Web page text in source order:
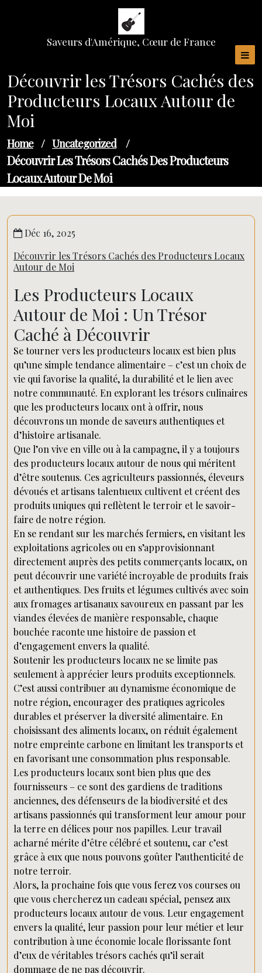
Saveurs d'Amérique, Cœur de France
Découvrir les Trésors Cachés des
Producteurs Locaux Autour de
Moi
Home / Uncategorized /
Découvrir Les Trésors Cachés Des Producteurs
Locaux Autour De Moi
Déc 16, 2025
Découvrir les Trésors Cachés des Producteurs Locaux
Autour de Moi
Les Producteurs Locaux
Autour de Moi : Un Trésor
Caché à Découvrir
Se tourner vers les producteurs locaux est bien plus
qu’une simple tendance alimentaire – c’est un choix de
vie qui favorise la qualité, la durabilité et le lien avec
notre communauté. En explorant les trésors culinaires
que les producteurs locaux ont à offrir, nous
découvrons un monde de saveurs authentiques et
d’histoire artisanale.
Que l’on vive en ville ou à la campagne, il y a toujours
des producteurs locaux autour de nous qui méritent
d’être soutenus. Ces agriculteurs passionnés, éleveurs
dévoués et artisans talentueux cultivent et créent des
produits uniques qui reflètent le terroir et le savoir-
faire de notre région.
En se rendant sur les marchés fermiers, en visitant les
exploitations agricoles ou en s’approvisionnant
directement auprès des petits commerçants locaux, on
peut découvrir une variété incroyable de produits frais
et authentiques. Des fruits et légumes cultivés avec soin
aux fromages artisanaux savoureux en passant par les
viandes élevées de manière responsable, chaque
bouchée raconte une histoire de passion et
d’engagement envers la qualité.
Soutenir les producteurs locaux ne se limite pas
seulement à apprécier leurs produits exceptionnels.
C’est aussi contribuer au dynamisme économique de
notre région, encourager des pratiques agricoles
durables et préserver la diversité alimentaire. En
choisissant des aliments locaux, on réduit également
notre empreinte carbone en limitant les transports et
en favorisant une consommation plus responsable.
Les producteurs locaux sont bien plus que des
fournisseurs – ce sont des gardiens de traditions
anciennes, des défenseurs de la biodiversité et des
artisans passionnés qui transforment leur amour pour
la terre en délices pour nos papilles. Leur travail
acharné mérite d’être célébré et soutenu, car c’est
grâce à eux que nous pouvons goûter l’authenticité de
notre terroir.
Alors, la prochaine fois que vous ferez vos courses ou
que vous chercherez un cadeau spécial, pensez aux
producteurs locaux autour de vous. Leur engagement
envers la qualité, leur passion pour leur métier et leur
contribution à une économie locale florissante font
d’eux de véritables trésors cachés qu’il serait
dommage de ne pas découvrir.